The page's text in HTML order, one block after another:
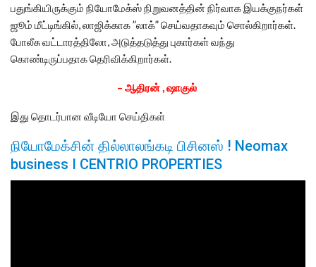
பதுங்கியிருக்கும் நியோமேக்ஸ் நிறுவனத்தின் நிர்வாக இயக்குநர்கள்
ஜூம் மீட்டிங்கில், லாஜிக்காக ”லாக்” செய்வதாகவும் சொல்கிறார்கள்.
போலீசு வட்டாரத்திலோ, அடுத்தடுத்து புகார்கள் வந்து
கொண்டிருப்பதாக தெரிவிக்கிறார்கள்.
– ஆதிரன் , ஷாகுல்
இது தொடர்பான வீடியோ செய்திகள்
நியோமேக்சின் தில்லாலங்கடி பிசினஸ் ! Neomax
business I CENTRIO PROPERTIES